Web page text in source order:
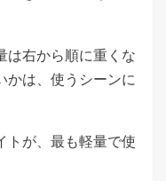
は右から順に重くな
かは、使うシーンに
トが、最も軽量で使